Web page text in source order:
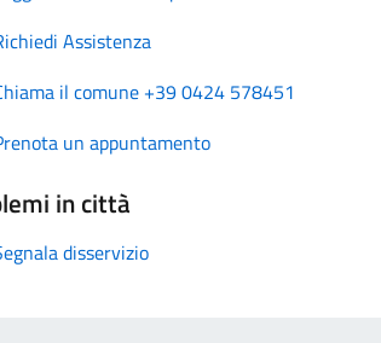
Assistenza
il comune +39 0424 578451
un appuntamento
in città
disservizio